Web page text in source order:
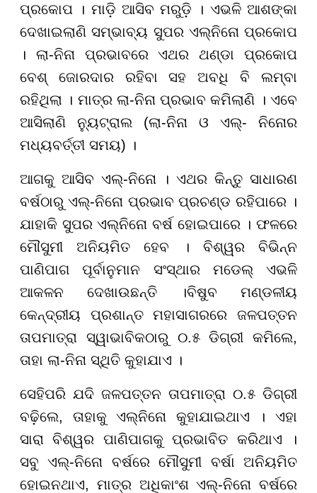
ପ୍ରକୋପ । ମାଡ଼ି ଆସିବ ମରୁଡ଼ି । ଏଭଳି ଆଶଙ୍କା
ଦେଖାଇଲାଣି ସମ୍ଭାବ୍ୟ ସୁପର ଏଲ୍ନିନୋ ପ୍ରକୋପ
। ଲା-ନିନା ପ୍ରଭାବରେ ଏଥର ଥଣ୍ଡା ପ୍ରକୋପ
ବେଶ୍ ଜୋରଦାର ରହିବା ସହ ଅବଧି ବି ଲମ୍ବା
ରହିଥିଲା । ମାତ୍ର ଲା-ନିନା ପ୍ରଭାବ କମିଲାଣି । ଏବେ
ଆସିଲାଣି ନ୍ୟୁଟ୍ରାଲ (ଲା-ନିନା ଓ ଏଲ୍- ନିନୋର
ମଧ୍ୟବର୍ତ୍ତୀ ସମୟ) ।
ଆଗକୁ ଆସିବ ଏଲ୍-ନିନୋ । ଏଥର କିନ୍ତୁ ସାଧାରଣ
ବର୍ଷଠାରୁ ଏଲ୍-ନିନୋ ପ୍ରଭାବ ପ୍ରଚଣ୍ଡ ରହିପାରେ ।
ଯାହାକି ସୁପର ଏଲ୍ନିନୋ ବର୍ଷ ହୋଇପାରେ । ଫଳରେ
ମୌସୁମୀ ଅନିୟମିତ ହେବ । ବିଶ୍ୱର ବିଭିନ୍ନ
ପାଣିପାଗ ପୂର୍ବାନୁମାନ ସଂସ୍ଥାର ମଡେଲ୍ ଏଭଳି
ଆକଳନ ଦେଖାଉଛନ୍ତି ।ବିଷୁବ ମଣ୍ଡଳୀୟ
କେନ୍ଦ୍ରୀୟ ପ୍ରଶାନ୍ତ ମହାସାଗରରେ ଜଳପତ୍ତନ
ତାପମାତ୍ରା ସ୍ୱାଭାବିକଠାରୁ ୦.୫ ଡିଗ୍ରୀ କମିଲେ,
ତାହା ଲା-ନିନା ସ୍ଥିତି କୁହାଯାଏ ।
ସେହିପରି ଯଦି ଜଳପତ୍ତନ ତାପମାତ୍ରା ୦.୫ ଡିଗ୍ରୀ
ବଢ଼ିଲେ, ତାହାକୁ ଏଲ୍ନିନୋ କୁହାଯାଇଥାଏ । ଏହା
ସାରା ବିଶ୍ୱର ପାଣିପାଗକୁ ପ୍ରଭାବିତ କରିଥାଏ ।
ସବୁ ଏଲ୍-ନିନୋ ବର୍ଷରେ ମୌସୁମୀ ବର୍ଷା ଅନିୟମିତ
ହୋଇନଥାଏ, ମାତ୍ର ଅଧିକାଂଶ ଏଲ୍-ନିନୋ ବର୍ଷରେ